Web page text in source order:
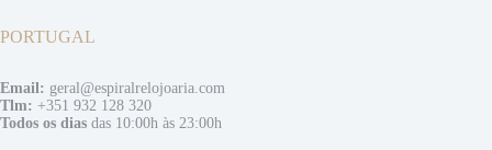
PORTUGAL
Email: geral@espiralrelojoaria.com
Tlm: +351 932 128 320
Todos os dias das 10:00h às 23:00h